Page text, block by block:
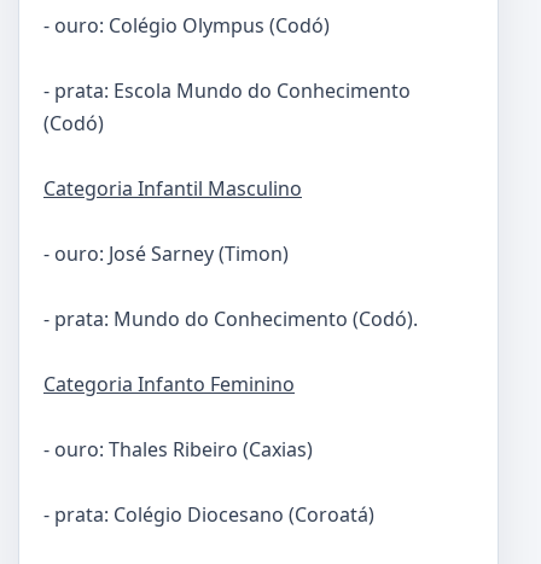
- ouro: Colégio Olympus (Codó)
- prata: Escola Mundo do Conhecimento
(Codó)
Categoria Infantil Masculino
- ouro: José Sarney (Timon)
- prata: Mundo do Conhecimento (Codó).
Categoria Infanto Feminino
- ouro: Thales Ribeiro (Caxias)
- prata: Colégio Diocesano (Coroatá)